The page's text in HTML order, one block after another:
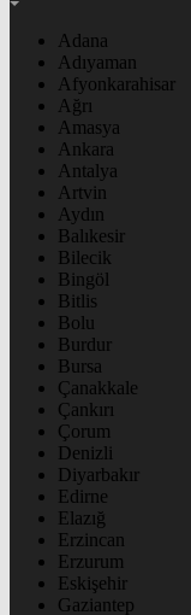
Adana
Adıyaman
Afyonkarahisar
Ağrı
Amasya
Ankara
Antalya
Artvin
Aydın
Balıkesir
Bilecik
Bingöl
Bitlis
Bolu
Burdur
Bursa
Çanakkale
Çankırı
Çorum
Denizli
Diyarbakır
Edirne
Elazığ
Erzincan
Erzurum
Eskişehir
Gaziantep